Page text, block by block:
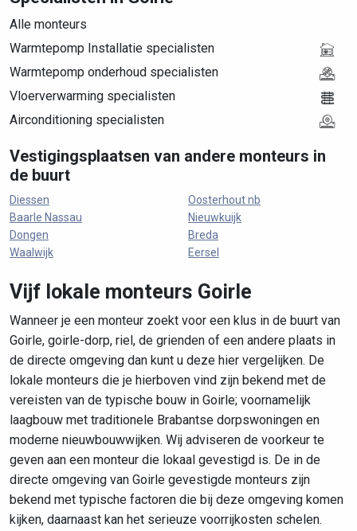
Alle monteurs
Warmtepomp Installatie specialisten
Warmtepomp onderhoud specialisten
Vloerverwarming specialisten
Airconditioning specialisten
Vestigingsplaatsen van andere monteurs in
de buurt
Diessen
Baarle Nassau
Dongen
Waalwijk
Oosterhout nb
Nieuwkuijk
Breda
Eersel
Vijf lokale monteurs Goirle
Wanneer je een monteur zoekt voor een klus in de buurt van
Goirle, goirle-dorp, riel, de grienden of een andere plaats in
de directe omgeving dan kunt u deze hier vergelijken. De
lokale monteurs die je hierboven vind zijn bekend met de
vereisten van de typische bouw in Goirle; voornamelijk
laagbouw met traditionele Brabantse dorpswoningen en
moderne nieuwbouwwijken. Wij adviseren de voorkeur te
geven aan een monteur die lokaal gevestigd is. De in de
directe omgeving van Goirle gevestigde monteurs zijn
bekend met typische factoren die bij deze omgeving komen
kijken, daarnaast kan het serieuze voorrijkosten schelen.